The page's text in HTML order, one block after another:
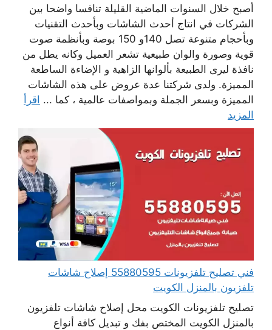
أصبح خلال السنوات الماضية القليلة تنافسا واضحا بين
الشركات في انتاج أحدث الشاشات وبأحدث التقنيات
وبأحجام متنوعة تصل 140و 150 بوصة وبأنظمة صوت
قوية وصورة والوان طبيعية تشعر العميل وكانه يطل من
نافذة ليرى الطبيعة بألوانها الزاهية و الإضاءة الساطعة
المميزة. ولدى شركتنا عدة عروض على هذه الشاشات
المميزة وبسعر الجملة وبمواصفات عالمية ، كما ... اقرأ
المزيد
فني تصليح تلفزيونات 55880595 إصلاح شاشات
تلفزيون بالمنزل الكويت
تصليح تلفزيونات الكويت محل إصلاح شاشات تلفزيون
بالمنزل الكويت المختص بفك و تبديل كافة أنواع